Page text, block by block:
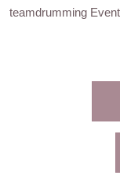
teamdrumming